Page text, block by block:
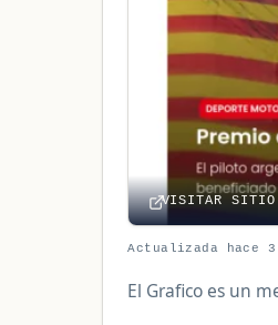
VISITAR SITIO
Actualizada hace 3
El Grafico es un